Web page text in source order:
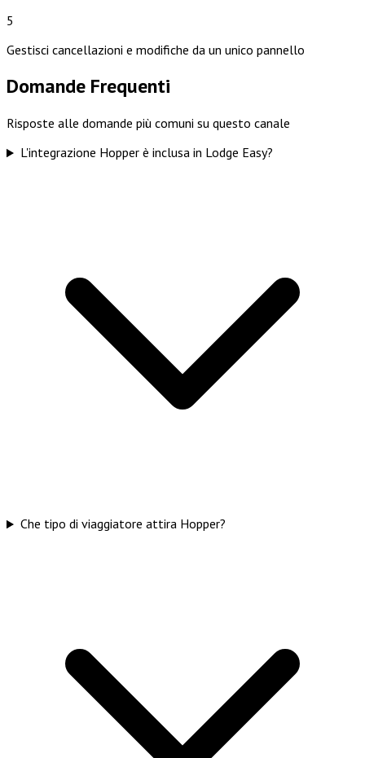
5
Gestisci cancellazioni e modifiche da un unico pannello
Domande Frequenti
Risposte alle domande più comuni su questo canale
L'integrazione Hopper è inclusa in Lodge Easy?
Che tipo di viaggiatore attira Hopper?